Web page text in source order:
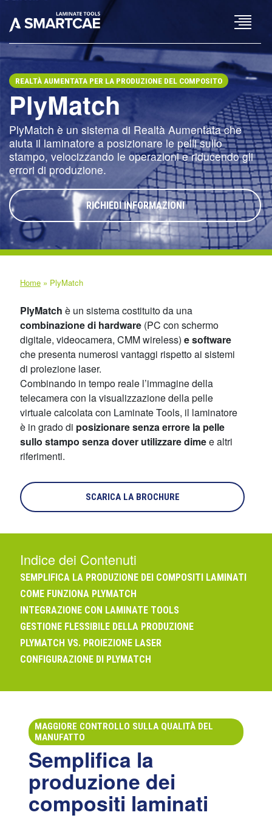
×
REALTÀ AUMENTATA PER LA PRODUZIONE DEL COMPOSITO
PlyMatch
PlyMatch è un sistema di Realtà Aumentata che
aiuta il laminatore a posizionare le pelli sullo
stampo, velocizzando le operazioni e riducendo gli
errori di produzione.
RICHIEDI INFORMAZIONI
Home » PlyMatch
PlyMatch è un sistema costituito da una
combinazione di hardware (PC con schermo
digitale, videocamera, CMM wireless) e software
che presenta numerosi vantaggi rispetto ai sistemi
di proiezione laser.
Combinando in tempo reale l’immagine della
telecamera con la visualizzazione della pelle
virtuale calcolata con Laminate Tools, il laminatore
è in grado di posizionare senza errore la pelle
sullo stampo senza dover utilizzare dimee altri
riferimenti.
SCARICA LA BROCHURE
Indice dei Contenuti
SEMPLIFICA LA PRODUZIONE DEI COMPOSITI LAMINATI
COME FUNZIONA PLYMATCH
INTEGRAZIONE CON LAMINATE TOOLS
GESTIONE FLESSIBILE DELLA PRODUZIONE
PLYMATCH VS. PROIEZIONE LASER
CONFIGURAZIONE DI PLYMATCH
MAGGIORE CONTROLLO SULLA QUALITÀ DEL
MANUFATTO
Semplifica la
produzione dei
compositi laminati